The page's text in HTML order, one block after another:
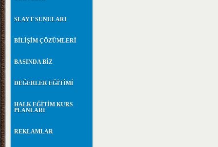
SLAYT SUNULARI
BİLİŞİM ÇÖZÜMLERİ
BASINDA BİZ
DEĞERLER EĞİTİMİ
HALK EĞİTİM KURS
PLANLARI
REKLAMLAR